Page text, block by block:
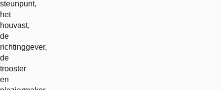
steunpunt,
het
houvast,
de
richtinggever,
de
trooster
en